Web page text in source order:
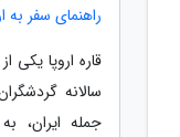
راهنمای سفر به
قاره اروپا
سالانه
جمله ایران،